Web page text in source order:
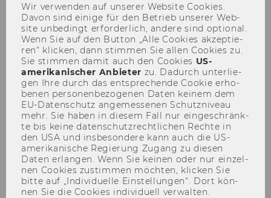
Courses
Der Inhalt dieser Seite ist aktuell nur auf
Englisch verfügbar.
2024
Winter Termn
Wir ver­wen­den auf un­se­rer Web­site Coo­kies.
Davon sind ei­ni­ge für den Be­trieb un­se­rer Web­
site un­be­dingt er­for­der­lich, an­de­re sind op­tio­nal.
Wenn Sie auf den But­ton „Alle Coo­kies ak­zep­tie­
ren“ kli­cken, dann stim­men Sie allen Coo­kies zu.
Sie stim­men damit auch den Coo­kies US-​
amerikanischer An­bie­ter zu. Da­durch un­ter­lie­
gen Ihre durch das ent­spre­chen­de Coo­kie er­ho­
be­nen per­so­nen­be­zo­ge­nen Daten kei­nem dem
EU-​Datenschutz an­ge­mes­se­nen Schutz­ni­veau
mehr. Sie haben in die­sem Fall nur ein­ge­schränk­
te bis keine da­ten­schutz­recht­li­chen Rech­te in
den USA und ins­be­son­de­re kann auch die US-​
amerikanische Re­gie­rung Zu­gang zu die­sen
Daten er­lan­gen. Wenn Sie kei­nen oder nur ein­zel­
nen Coo­kies zu­stim­men möch­ten, kli­cken Sie
bitte auf „In­di­vi­du­el­le Ein­stel­lun­gen“. Dort kön­
nen Sie die Coo­kies in­di­vi­du­ell ver­wal­ten.